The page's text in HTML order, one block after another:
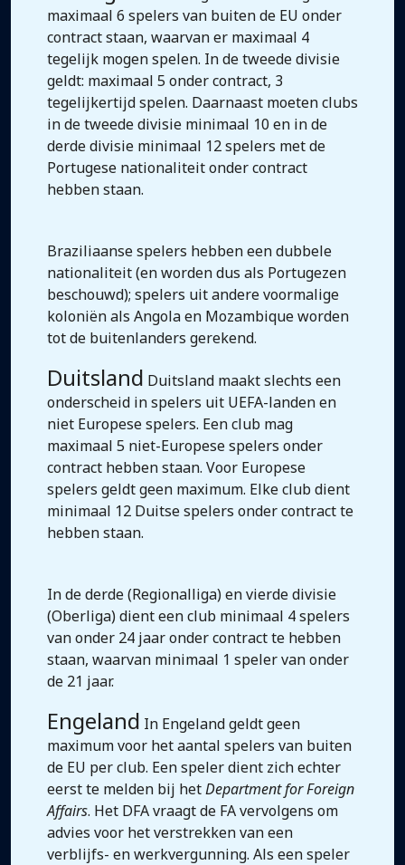
maximaal 6 spelers van buiten de EU onder
contract staan, waarvan er maximaal 4
tegelijk mogen spelen. In de tweede divisie
geldt: maximaal 5 onder contract, 3
tegelijkertijd spelen. Daarnaast moeten clubs
in de tweede divisie minimaal 10 en in de
derde divisie minimaal 12 spelers met de
Portugese nationaliteit onder contract
hebben staan.
Braziliaanse spelers hebben een dubbele
nationaliteit (en worden dus als Portugezen
beschouwd); spelers uit andere voormalige
koloniën als Angola en Mozambique worden
tot de buitenlanders gerekend.
Duitsland Duitsland maakt slechts een
onderscheid in spelers uit UEFA-landen en
niet Europese spelers. Een club mag
maximaal 5 niet-Europese spelers onder
contract hebben staan. Voor Europese
spelers geldt geen maximum. Elke club dient
minimaal 12 Duitse spelers onder contract te
hebben staan.
In de derde (Regionalliga) en vierde divisie
(Oberliga) dient een club minimaal 4 spelers
van onder 24 jaar onder contract te hebben
staan, waarvan minimaal 1 speler van onder
de 21 jaar.
Engeland In Engeland geldt geen
maximum voor het aantal spelers van buiten
de EU per club. Een speler dient zich echter
eerst te melden bij hetDepartment for Foreign
Affairs. Het DFA vraagt de FA vervolgens om
advies voor het verstrekken van een
verblijfs- en werkvergunning. Als een speler